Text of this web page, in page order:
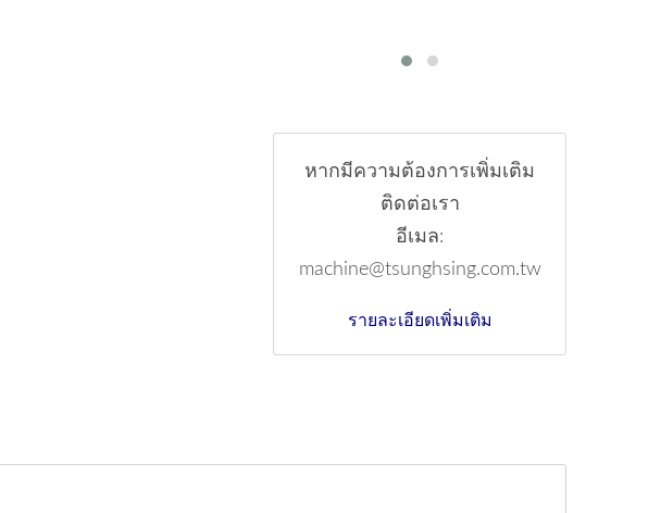
หากมีความต้องการเพิ่มเติม
ติดต่อเรา
อีเมล:
machine@tsunghsing.com.tw
รายละเอียดเพิ่มเติม